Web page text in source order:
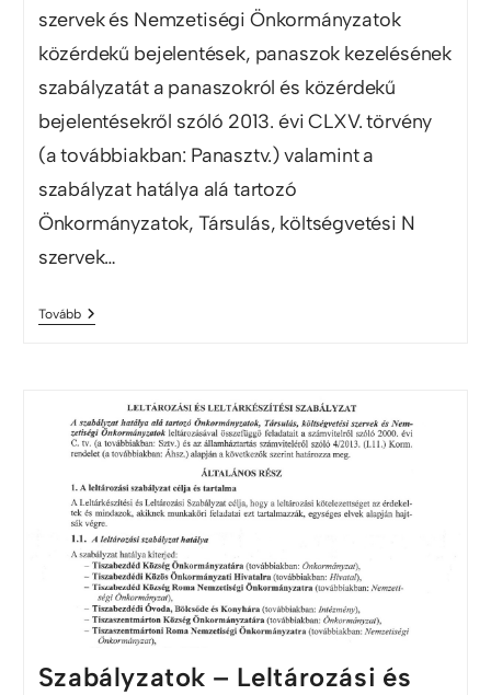
szervek és Nemzetiségi Önkormányzatok
közérdekű bejelentések, panaszok kezelésének
szabályzatát a panaszokról és közérdekű
bejelentésekről szóló 2013. évi CLXV. törvény
(a továbbiakban: Panasztv.) valamint a
szabályzat hatálya alá tartozó
Önkormányzatok, Társulás, költségvetési N
szervek…
Tovább
Szabályzatok – Leltározási és